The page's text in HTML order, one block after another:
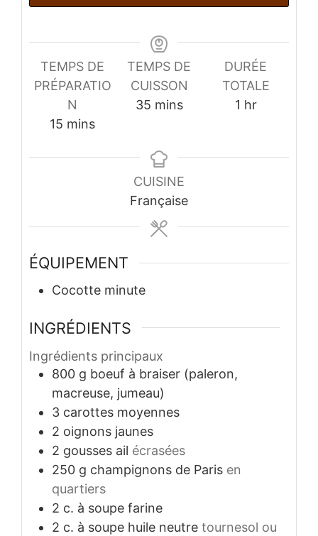
TEMPS DE
PRÉPARATIO
N
15 minutes
mins
TEMPS DE
CUISSON
35minutes
mins
DURÉE
TOTALE
1 hour
hr
CUISINE
Française
ÉQUIPEMENT
Cocotte minute
INGRÉDIENTS
Ingrédients principaux
800 g boeuf à braiser (paleron,
macreuse, jumeau)
3 carottes moyennes
2 oignons jaunes
2 gousses ail écrasées
250 g champignons de Paris en
quartiers
2 c. à soupe farine
2 c. à soupe huile neutre tournesol ou